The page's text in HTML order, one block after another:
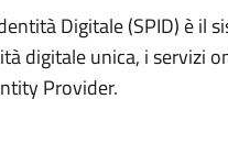
Digitale (SPID) è il
digitale unica, i servizi
Provider.